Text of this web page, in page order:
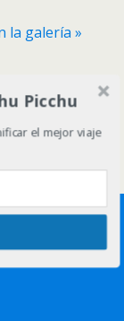
la galería »
Picchu
el mejor viaje